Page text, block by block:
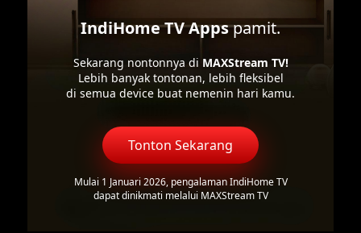
IndiHome TV Appspamit.
Sekarang nontonnya di MAXStream TV!
Lebih banyak tontonan, lebih fleksibel
di semua device buat nemenin hari kamu.
Tonton Sekarang
Mulai 1 Januari 2026, pengalaman IndiHome TV
dapat dinikmati melalui MAXStream TV